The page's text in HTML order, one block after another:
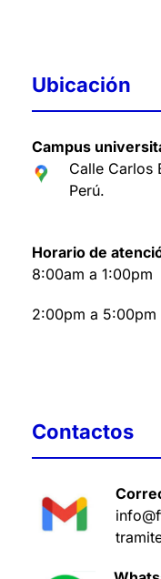
Ubicación
Campus
Calle Carlos
Perú.
Horario de
8:00am a 1:00pm
2:00pm a 5:00pm
Contactos